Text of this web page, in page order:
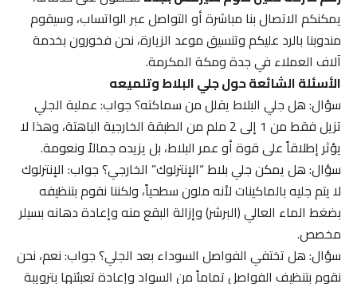
يمكنكم الاتصال بنا مباشرة أو التواصل عبر الواتساب، وسيقوم
مندوبنا بالرد عليكم وتنسيق موعد الزيارة، نحن فخورون بخدمة
آلاف العملاء في جدة ومكة المكرمة.
الأسئلة الشائعة حول جلي البلاط وتلميعه
سؤال: هل جلي البلاط يقلل من سماكته؟ جواب: عملية الجلي
تزيل فقط من 1 إلى 2 ملم من الطبقة الخارجية الباهتة، وهذا لا
يؤثر إطلاقاً على قوة أو عمر البلاط، بل يزيده جمالاً ونعومة.
سؤال: هل يمكن جلي بلاط “الإنترلوك” الخارجي؟ جواب: الإنترلوك
لا يتم جليه بالماكينات لأنه ملون سطحياً، ولكننا نقوم بتنظيفه
بضغط الماء العالي (البرشر) وإزالة البقع منه وإعادة دهانه بسيلر
مخصص.
سؤال: هل تختفي الفواصل السوداء بعد الجلي؟ جواب: نعم، نحن
نقوم بتنظيف الفواصل تماماً من السواد وإعادة تعبئتها بترويبة